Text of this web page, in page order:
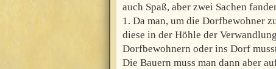
auch Spaß, aber zwei Sachen
1. Da man, um die Dorfbewohner
diese in der Höhle der
Dorfbewohnern oder ins Dorf
Die Bauern muss man dann aber